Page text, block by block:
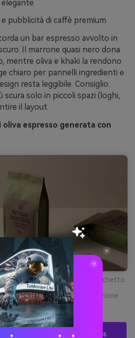
elegante
e pubblicità di caffè premium
un bar espresso avvolto in
Il marrone quasi nero dona
mentre oliva e khaki la rendono
chiaro per pannelli ingredienti e
resta leggibile. Consiglio:
scura solo in piccoli spazi (loghi,
il layout.
oliva espresso generata con
di packaging per sacchetto
oliva con etichetta marrone
ombre morbide, illuminazione
ar 16:9
Marrone-Verde Gratis